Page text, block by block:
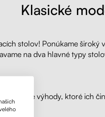
Klasické
stolov! Ponúkame
na dva hlavné typy
majú svoje výhody, ktoré ich